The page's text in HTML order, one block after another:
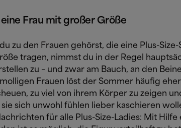
eine Frau mit großer Größe
zu den Frauen gehörst, die eine Plus-
tragen, nimmst du in der Regel
zu – und zwar am Bauch, an den
Frauen löst der Sommer häufig
zu viel von ihrem Körper zu zeigen
sich unwohl fühlen lieber kaschieren
für alle Plus-Size-Ladies: Mit Hilfe